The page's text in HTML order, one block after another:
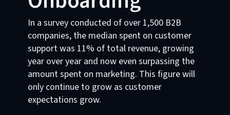
In a survey conducted of over 1,500 B2B
companies, the median spent on customer
support was 11% of total revenue, growing
year over year and now even surpassing the
amount spent on marketing. This figure will
only continue to grow as customer
expectations grow.